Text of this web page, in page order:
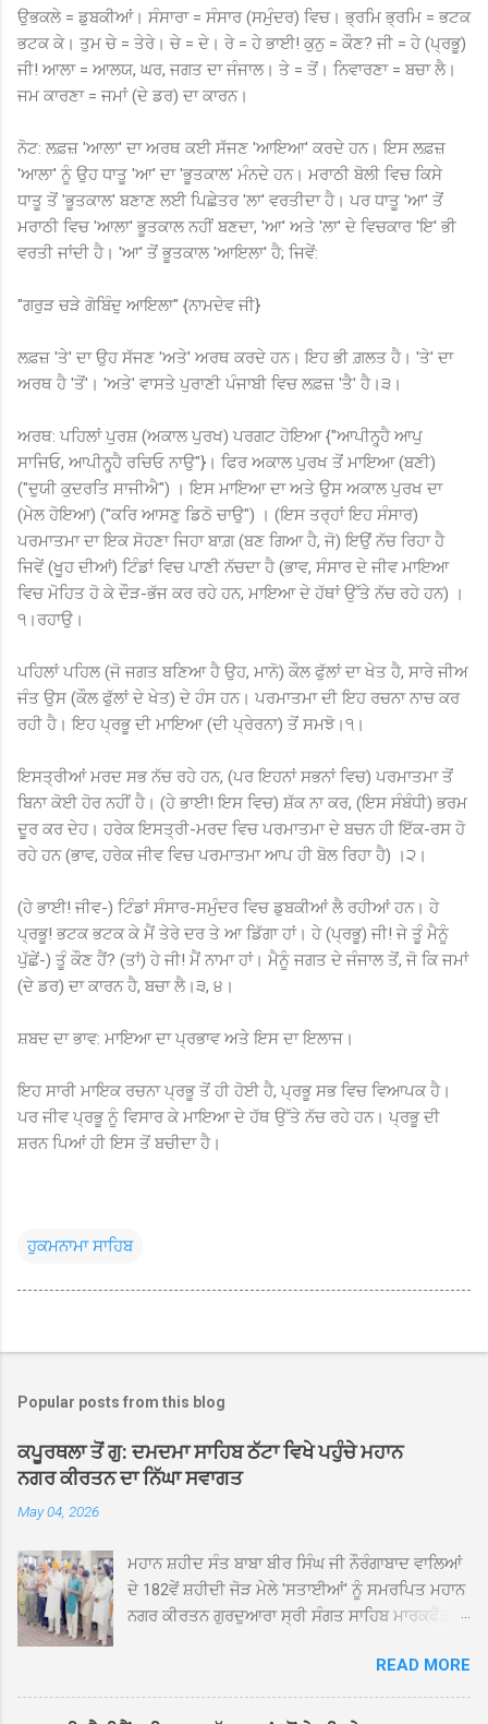
ਉਭਕਲੇ = ਡੁਬਕੀਆਂ। ਸੰਸਾਰਾ = ਸੰਸਾਰ (ਸਮੁੰਦਰ) ਵਿਚ। ਭ੍ਰਮਿ ਭ੍ਰਮਿ = ਭਟਕ
ਭਟਕ ਕੇ। ਤੁਮ ਚੇ = ਤੇਰੇ। ਚੇ = ਦੇ। ਰੇ = ਹੇ ਭਾਈ! ਕੁਨੁ = ਕੌਣ? ਜੀ = ਹੇ (ਪ੍ਰਭੂ)
ਜੀ! ਆਲਾ = ਆਲਯ, ਘਰ, ਜਗਤ ਦਾ ਜੰਜਾਲ। ਤੇ = ਤੋਂ। ਨਿਵਾਰਣਾ = ਬਚਾ ਲੈ।
ਜਮ ਕਾਰਣਾ = ਜਮਾਂ (ਦੇ ਡਰ) ਦਾ ਕਾਰਨ।
ਨੋਟ: ਲਫ਼ਜ਼ 'ਆਲਾ' ਦਾ ਅਰਥ ਕਈ ਸੱਜਣ 'ਆਇਆ' ਕਰਦੇ ਹਨ। ਇਸ ਲਫ਼ਜ਼
'ਆਲਾ' ਨੂੰ ਉਹ ਧਾਤੂ 'ਆ' ਦਾ 'ਭੂਤਕਾਲ' ਮੰਨਦੇ ਹਨ। ਮਰਾਠੀ ਬੋਲੀ ਵਿਚ ਕਿਸੇ
ਧਾਤੂ ਤੋਂ 'ਭੂਤਕਾਲ' ਬਣਾਣ ਲਈ ਪਿਛੇਤਰ 'ਲਾ' ਵਰਤੀਦਾ ਹੈ। ਪਰ ਧਾਤੂ 'ਆ' ਤੋਂ
ਮਰਾਠੀ ਵਿਚ 'ਆਲਾ' ਭੂਤਕਾਲ ਨਹੀਂ ਬਣਦਾ, 'ਆ' ਅਤੇ 'ਲਾ' ਦੇ ਵਿਚਕਾਰ 'ਇ' ਭੀ
ਵਰਤੀ ਜਾਂਦੀ ਹੈ। 'ਆ' ਤੋਂ ਭੂਤਕਾਲ 'ਆਇਲਾ' ਹੈ; ਜਿਵੇਂ:
"ਗਰੁੜ ਚੜੇ ਗੋਬਿੰਦੁ ਆਇਲਾ" {ਨਾਮਦੇਵ ਜੀ}
ਲਫ਼ਜ਼ 'ਤੇ' ਦਾ ਉਹ ਸੱਜਣ 'ਅਤੇ' ਅਰਥ ਕਰਦੇ ਹਨ। ਇਹ ਭੀ ਗ਼ਲਤ ਹੈ। 'ਤੇ' ਦਾ
ਅਰਥ ਹੈ 'ਤੋਂ'। 'ਅਤੇ' ਵਾਸਤੇ ਪੁਰਾਣੀ ਪੰਜਾਬੀ ਵਿਚ ਲਫ਼ਜ਼ 'ਤੈ' ਹੈ।੩।
ਅਰਥ: ਪਹਿਲਾਂ ਪੁਰਸ਼ (ਅਕਾਲ ਪੁਰਖ) ਪਰਗਟ ਹੋਇਆ {"ਆਪੀਨ੍ਹ੍ਹੈ ਆਪੁ
ਸਾਜਿਓ, ਆਪੀਨ੍ਹ੍ਹੈ ਰਚਿਓ ਨਾਉ"}। ਫਿਰ ਅਕਾਲ ਪੁਰਖ ਤੋਂ ਮਾਇਆ (ਬਣੀ)
("ਦੁਯੀ ਕੁਦਰਤਿ ਸਾਜੀਐ") । ਇਸ ਮਾਇਆ ਦਾ ਅਤੇ ਉਸ ਅਕਾਲ ਪੁਰਖ ਦਾ
(ਮੇਲ ਹੋਇਆ) ("ਕਰਿ ਆਸਣੁ ਡਿਠੋ ਚਾਉ") । (ਇਸ ਤਰ੍ਹਾਂ ਇਹ ਸੰਸਾਰ)
ਪਰਮਾਤਮਾ ਦਾ ਇਕ ਸੋਹਣਾ ਜਿਹਾ ਬਾਗ਼ (ਬਣ ਗਿਆ ਹੈ, ਜੋ) ਇਉਂ ਨੱਚ ਰਿਹਾ ਹੈ
ਜਿਵੇਂ (ਖੂਹ ਦੀਆਂ) ਟਿੰਡਾਂ ਵਿਚ ਪਾਣੀ ਨੱਚਦਾ ਹੈ (ਭਾਵ, ਸੰਸਾਰ ਦੇ ਜੀਵ ਮਾਇਆ
ਵਿਚ ਮੋਹਿਤ ਹੋ ਕੇ ਦੌੜ-ਭੱਜ ਕਰ ਰਹੇ ਹਨ, ਮਾਇਆ ਦੇ ਹੱਥਾਂ ਉੱਤੇ ਨੱਚ ਰਹੇ ਹਨ) ।
੧।ਰਹਾਉ।
ਪਹਿਲਾਂ ਪਹਿਲ (ਜੋ ਜਗਤ ਬਣਿਆ ਹੈ ਉਹ, ਮਾਨੋ) ਕੌਲ ਫੁੱਲਾਂ ਦਾ ਖੇਤ ਹੈ, ਸਾਰੇ ਜੀਅ
ਜੰਤ ਉਸ (ਕੌਲ ਫੁੱਲਾਂ ਦੇ ਖੇਤ) ਦੇ ਹੰਸ ਹਨ। ਪਰਮਾਤਮਾ ਦੀ ਇਹ ਰਚਨਾ ਨਾਚ ਕਰ
ਰਹੀ ਹੈ। ਇਹ ਪ੍ਰਭੂ ਦੀ ਮਾਇਆ (ਦੀ ਪ੍ਰੇਰਨਾ) ਤੋਂ ਸਮਝੋ।੧।
ਇਸਤ੍ਰੀਆਂ ਮਰਦ ਸਭ ਨੱਚ ਰਹੇ ਹਨ, (ਪਰ ਇਹਨਾਂ ਸਭਨਾਂ ਵਿਚ) ਪਰਮਾਤਮਾ ਤੋਂ
ਬਿਨਾ ਕੋਈ ਹੋਰ ਨਹੀਂ ਹੈ। (ਹੇ ਭਾਈ! ਇਸ ਵਿਚ) ਸ਼ੱਕ ਨਾ ਕਰ, (ਇਸ ਸੰਬੰਧੀ) ਭਰਮ
ਦੂਰ ਕਰ ਦੇਹ। ਹਰੇਕ ਇਸਤ੍ਰੀ-ਮਰਦ ਵਿਚ ਪਰਮਾਤਮਾ ਦੇ ਬਚਨ ਹੀ ਇੱਕ-ਰਸ ਹੋ
ਰਹੇ ਹਨ (ਭਾਵ, ਹਰੇਕ ਜੀਵ ਵਿਚ ਪਰਮਾਤਮਾ ਆਪ ਹੀ ਬੋਲ ਰਿਹਾ ਹੈ) ।੨।
(ਹੇ ਭਾਈ! ਜੀਵ-) ਟਿੰਡਾਂ ਸੰਸਾਰ-ਸਮੁੰਦਰ ਵਿਚ ਡੁਬਕੀਆਂ ਲੈ ਰਹੀਆਂ ਹਨ। ਹੇ
ਪ੍ਰਭੂ! ਭਟਕ ਭਟਕ ਕੇ ਮੈਂ ਤੇਰੇ ਦਰ ਤੇ ਆ ਡਿੱਗਾ ਹਾਂ। ਹੇ (ਪ੍ਰਭੂ) ਜੀ! ਜੇ ਤੂੰ ਮੈਨੂੰ
ਪੁੱਛੇਂ-) ਤੂੰ ਕੌਣ ਹੈਂ? (ਤਾਂ) ਹੇ ਜੀ! ਮੈਂ ਨਾਮਾ ਹਾਂ। ਮੈਨੂੰ ਜਗਤ ਦੇ ਜੰਜਾਲ ਤੋਂ, ਜੋ ਕਿ ਜਮਾਂ
(ਦੇ ਡਰ) ਦਾ ਕਾਰਨ ਹੈ, ਬਚਾ ਲੈ।੩, ੪।
ਸ਼ਬਦ ਦਾ ਭਾਵ: ਮਾਇਆ ਦਾ ਪ੍ਰਭਾਵ ਅਤੇ ਇਸ ਦਾ ਇਲਾਜ।
ਇਹ ਸਾਰੀ ਮਾਇਕ ਰਚਨਾ ਪ੍ਰਭੂ ਤੋਂ ਹੀ ਹੋਈ ਹੈ, ਪ੍ਰਭੂ ਸਭ ਵਿਚ ਵਿਆਪਕ ਹੈ।
ਪਰ ਜੀਵ ਪ੍ਰਭੂ ਨੂੰ ਵਿਸਾਰ ਕੇ ਮਾਇਆ ਦੇ ਹੱਥ ਉੱਤੇ ਨੱਚ ਰਹੇ ਹਨ। ਪ੍ਰਭੂ ਦੀ
ਸ਼ਰਨ ਪਿਆਂ ਹੀ ਇਸ ਤੋਂ ਬਚੀਦਾ ਹੈ।
ਹੁਕਮਨਾਮਾ ਸਾਹਿਬ
Popular posts from this blog
ਕਪੂਰਥਲਾ ਤੋਂ ਗੁ: ਦਮਦਮਾ ਸਾਹਿਬ ਠੱਟਾ ਵਿਖੇ ਪਹੁੰਚੇ ਮਹਾਨ
ਨਗਰ ਕੀਰਤਨ ਦਾ ਨਿੱਘਾ ਸਵਾਗਤ
May 04, 2026
ਮਹਾਨ ਸ਼ਹੀਦ ਸੰਤ ਬਾਬਾ ਬੀਰ ਸਿੰਘ ਜੀ ਨੌਰੰਗਾਬਾਦ ਵਾਲਿਆਂ
ਦੇ 182ਵੇਂ ਸ਼ਹੀਦੀ ਜੋੜ ਮੇਲੇ 'ਸਤਾਈਆਂ' ਨੂੰ ਸਮਰਪਿਤ ਮਹਾਨ
ਨਗਰ ਕੀਰਤਨ ਗੁਰਦੁਆਰਾ ਸ੍ਰੀ ਸੰਗਤ ਸਾਹਿਬ ਮਾਰਕਫੈੱਡ
ਸਰਪ੍ਰਸਤੀ ਹੇਠ, ਪੰਜ ਪਿਆਰਿਆਂ ਦੀ ਅਗਵਾਈ ਵਿੱਚ
ਮਹੱਲਾ ਸੰਤਪੁਰਾ ਤੋਂ ਪ੍ਰਾਰੰਭ ਹੋ ਕੇ ਪਿੰਡ ਭਗਤਪੁਰ,
READ MORE